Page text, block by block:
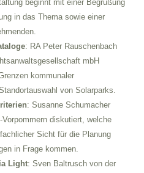
beginnt mit einer Begrüßung
in das Thema sowie einer
: RA Peter Rauschenbach
mbH
kommunaler
von Solarparks.
: Susanne Schumacher
diskutiert, welche
Sicht für die Planung
in Frage kommen.
Light: Sven Baltrusch von der